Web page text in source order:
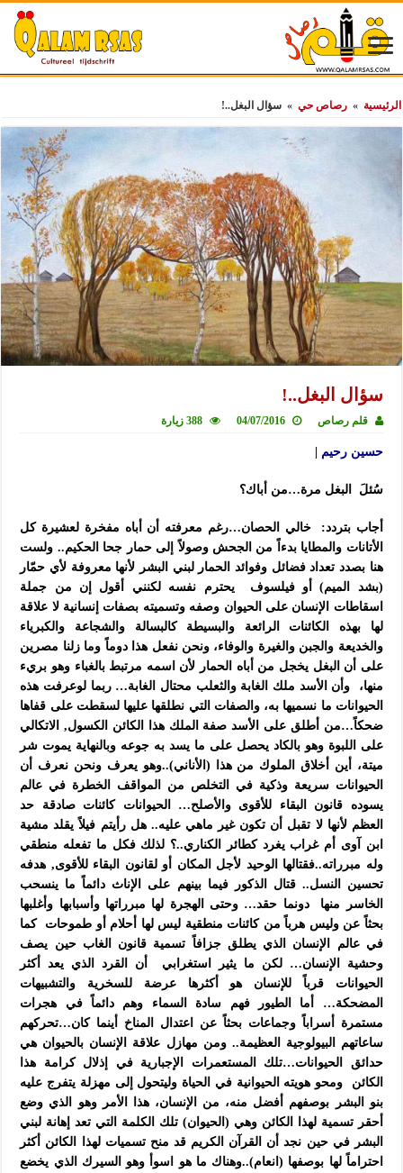
الرئيسية » رصاص حي » سؤال البغل..!
سؤال البغل..!
قلم رصاص 04/07/2016 388 زيارة
حسين رحيم
سُئلَ البغل مرة…من أباك؟
أجاب بتردد: خالي الحصان…رغم معرفته أن أباه مفخرة لعشيرة كل
الأتانات والمطايا بدءاً من الجحش وصولاً إلى حمار جحا الحكيم.. ولست
هنا بصدد تعداد فضائل وفوائد الحمار لبني البشر لأنها معروفة لأي حمّار
(بشد الميم) أو فيلسوف يحترم نفسه لكنني أقول إن من جملة
اسقاطات الإنسان على الحيوان وصفه وتسميته بصفات إنسانية لا علاقة
لها بهذه الكائنات الرائعة والبسيطة كالبسالة والشجاعة والكبرياء
والخديعة والجبن والغيرة والوفاء، ونحن نفعل هذا دوماً وما زلنا مصرين
على أن البغل يخجل من أباه الحمار لأن اسمه مرتبط بالغباء وهو بريء
منها، وأن الأسد ملك الغابة والثعلب محتال الغابة… ربما لوعرفت هذه
الحيوانات ما نسميها به، والصفات التي نطلقها عليها لسقطت على قفاها
ضحكاً…من أطلق على الأسد صفة الملك هذا الكائن الكسول, الاتكالي
على اللبوة وهو بالكاد يحصل على ما يسد به جوعه وبالنهاية يموت شر
ميتة، أين أخلاق الملوك من هذا (الأناني)..وهو يعرف ونحن نعرف أن
الحيوانات سريعة وذكية في التخلص من المواقف الخطرة في عالم
يسوده قانون البقاء للأقوى والأصلح… الحيوانات كائنات صادقة حد
العظم لأنها لا تقبل أن تكون غير ماهي عليه.. هل رأيتم فيلاً يقلد مشية
ابن آوى أم غراب يغرد كطائر الكناري..؟ لذلك فكل ما تفعله منطقي
وله مبرراته..فقتالها الوحيد لأجل المكان أو لقانون البقاء للأقوى, هدفه
تحسين النسل.. قتال الذكور فيما بينهم على الإناث دائماً ما ينسحب
الخاسر منها دونما حقد… وحتى الهجرة لها مبرراتها وأسبابها وأغلبها
بحثاً عن وليس هرباً من كائنات منطقية ليس لها أحلام أو طموحات كما
في عالم الإنسان الذي يطلق جزافاً تسمية قانون الغاب حين يصف
وحشية الإنسان… لكن ما يثير استغرابي أن القرد الذي يعد أكثر
الحيوانات قرباً للإنسان هو أكثرها عرضة للسخرية والتشبيهات
المضحكة… أما الطيور فهم سادة السماء وهم دائماً في هجرات
مستمرة أسراباً وجماعات بحثاً عن اعتدال المناخ أينما كان…تحركهم
ساعاتهم البيولوجية العظيمة.. ومن مهازل علاقة الإنسان بالحيوان هي
حدائق الحيوانات…تلك المستعمرات الإجبارية في إذلال كرامة هذا
الكائن ومحو هويته الحيوانية في الحياة وليتحول إلى مهزلة يتفرج عليه
بنو البشر بوصفهم أفضل منه، من الإنسان، هذا الأمر وهو الذي وضع
أحقر تسمية لهذا الكائن وهي (الحيوان) تلك الكلمة التي تعد إهانة لبني
البشر في حين نجد أن القرآن الكريم قد منح تسميات لهذا الكائن أكثر
احتراماً لها بوصفها (انعام)..وهناك ما هو اسوأ وهو السيرك الذي يخضع